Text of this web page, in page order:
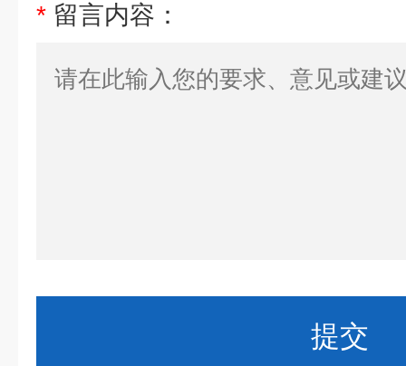
* 留言内容：